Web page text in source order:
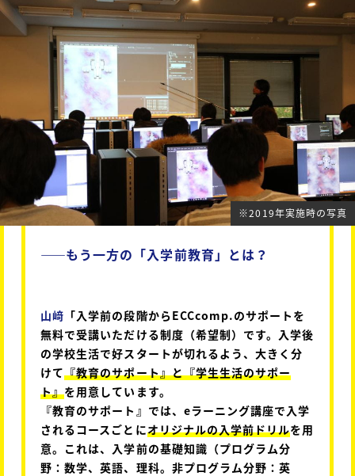
※2019年実施時の写真
――もう一方の「入学前教育」とは？
山﨑 「入学前の段階からECCcomp.のサポートを
無料で受講いただける制度（希望制）です。入学後
の学校生活で好スタートが切れるよう、大きく分
けて『教育のサポート』と『学生生活のサポー
ト』を用意しています。
『教育のサポート』では、eラーニング講座で入学
されるコースごとにオリジナルの入学前ドリルを用
意。これは、入学前の基礎知識（プログラム分
野：数学、英語、理科。非プログラム分野：英